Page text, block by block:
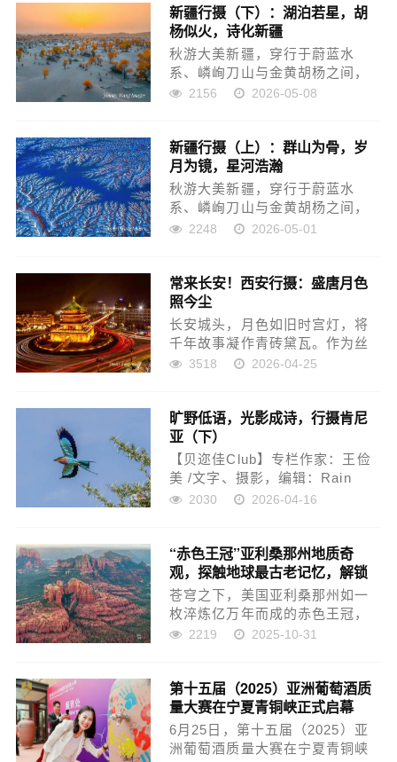
美/现如今，哪个行业不是这么
“卷”？！在 “Getty Im...
新疆行摄（下）：湖泊若星，胡
杨似火，诗化新疆
秋游大美新疆，穿行于蔚蓝水
系、嶙峋刀山与金黄胡杨之间，
新疆以风的刻刀、光的画笔，雕
巴扎的烟火，在星野下聆听沙丘
与河流的私语。这是一场与时间
对望...
2156 2026-05-08
新疆行摄（上）：群山为骨，岁
月为镜，星河浩瀚
秋游大美新疆，穿行于蔚蓝水
系、嶙峋刀山与金黄胡杨之间，
新疆以风的刻刀、光的画笔，雕
巴扎的烟火，在星野下聆听沙丘
与河流的私语。这是一场与时间
对望...
2248 2026-05-01
常来长安！西安行摄：盛唐月色
照今尘
长安城头，月色如旧时宫灯，将
千年故事凝作青砖黛瓦。作为丝
路起点与中华文明的精神原乡，
梧桐影里触摸到历史的脉搏。一
入秋，西安就成了长安。这个秋
天...
3518 2026-04-25
旷野低语，光影成诗，行摄肯尼
亚（下）
【贝迩佳Club】专栏作家：王俭
美 /文字、摄影，编辑：Rain
Wang摄影：王俭美 贝迩佳
2030 2026-04-16
“赤色王冠”亚利桑那州地质奇
观，探触地球最古老记忆，解锁
亿万年地质密码
苍穹之下，美国亚利桑那州如一
枚淬炼亿万年而成的赤色王冠，
镶嵌于北美大陆的胸膛。大地宛
河、山峦间镌刻下深邃年轮。江
河的每一处转折、每一道峡谷的
伤...
2219 2025-10-31
第十五届（2025）亚洲葡萄酒质
量大赛在宁夏青铜峡正式启幕
6月25日，第十五届（2025）亚
洲葡萄酒质量大赛在宁夏青铜峡